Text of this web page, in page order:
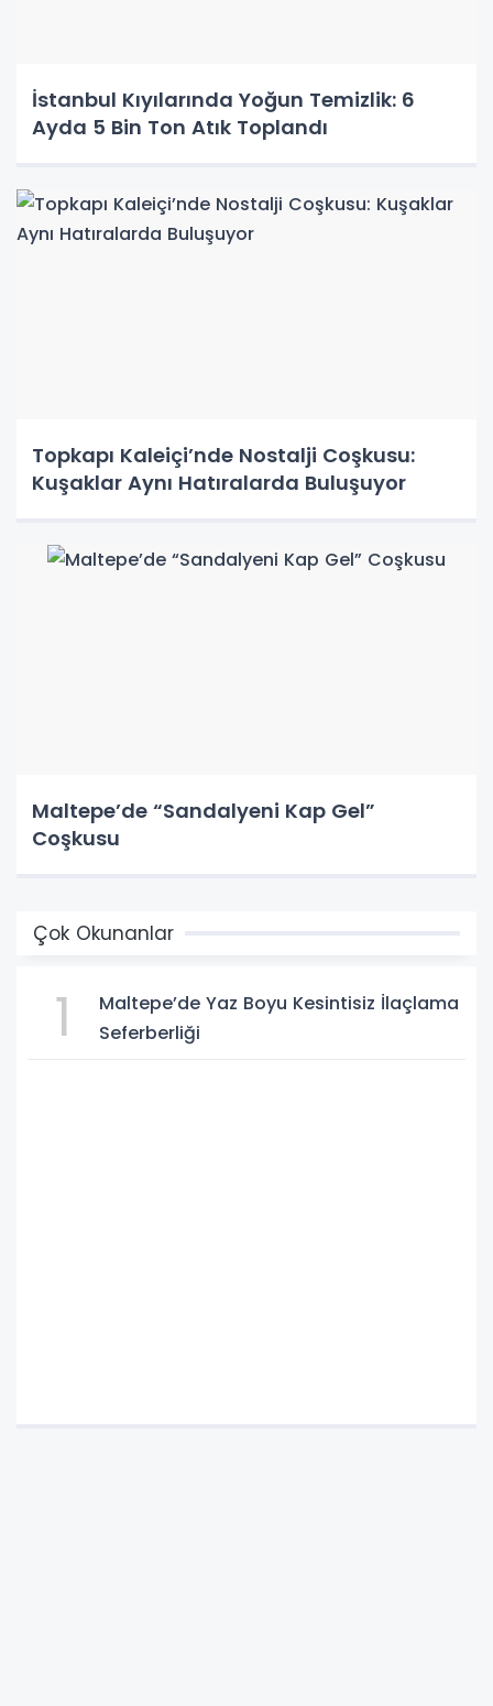
İstanbul Kıyılarında Yoğun Temizlik: 6
Ayda 5 Bin Ton Atık Toplandı
Topkapı Kaleiçi’nde Nostalji Coşkusu:
Kuşaklar Aynı Hatıralarda Buluşuyor
Maltepe’de “Sandalyeni Kap Gel”
Coşkusu
Çok Okunanlar
1
Maltepe’de Yaz Boyu Kesintisiz İlaçlama
Seferberliği